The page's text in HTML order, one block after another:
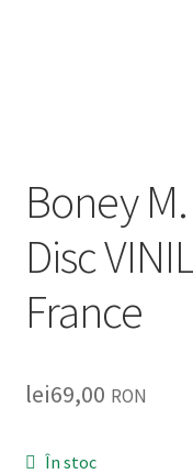
Oferta lunii
Contul meu
Blog
Boney
Disc
France
lei69,00 RON
În stoc